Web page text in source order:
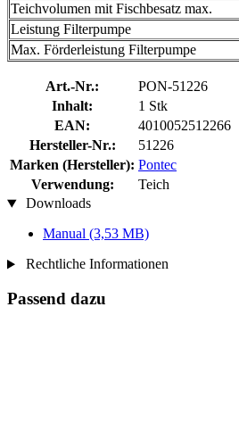
Teichvolumen mit Fischbesatz max.
Leistung Filterpumpe
Max. Förderleistung Filterpumpe
Art.-Nr.:
PON-51226
Inhalt:
1 Stk
EAN:
4010052512266
Hersteller-Nr.:
51226
Marken (Hersteller): Pontec
Verwendung:
Teich
Downloads
Manual (3,53 MB)
Rechtliche Informationen
Passend dazu